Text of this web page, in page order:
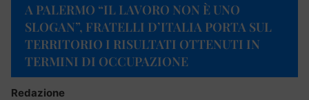
A PALERMO “IL LAVORO NON È UNO
SLOGAN”, FRATELLI D’ITALIA PORTA SUL
TERRITORIO I RISULTATI OTTENUTI IN
TERMINI DI OCCUPAZIONE
Redazione